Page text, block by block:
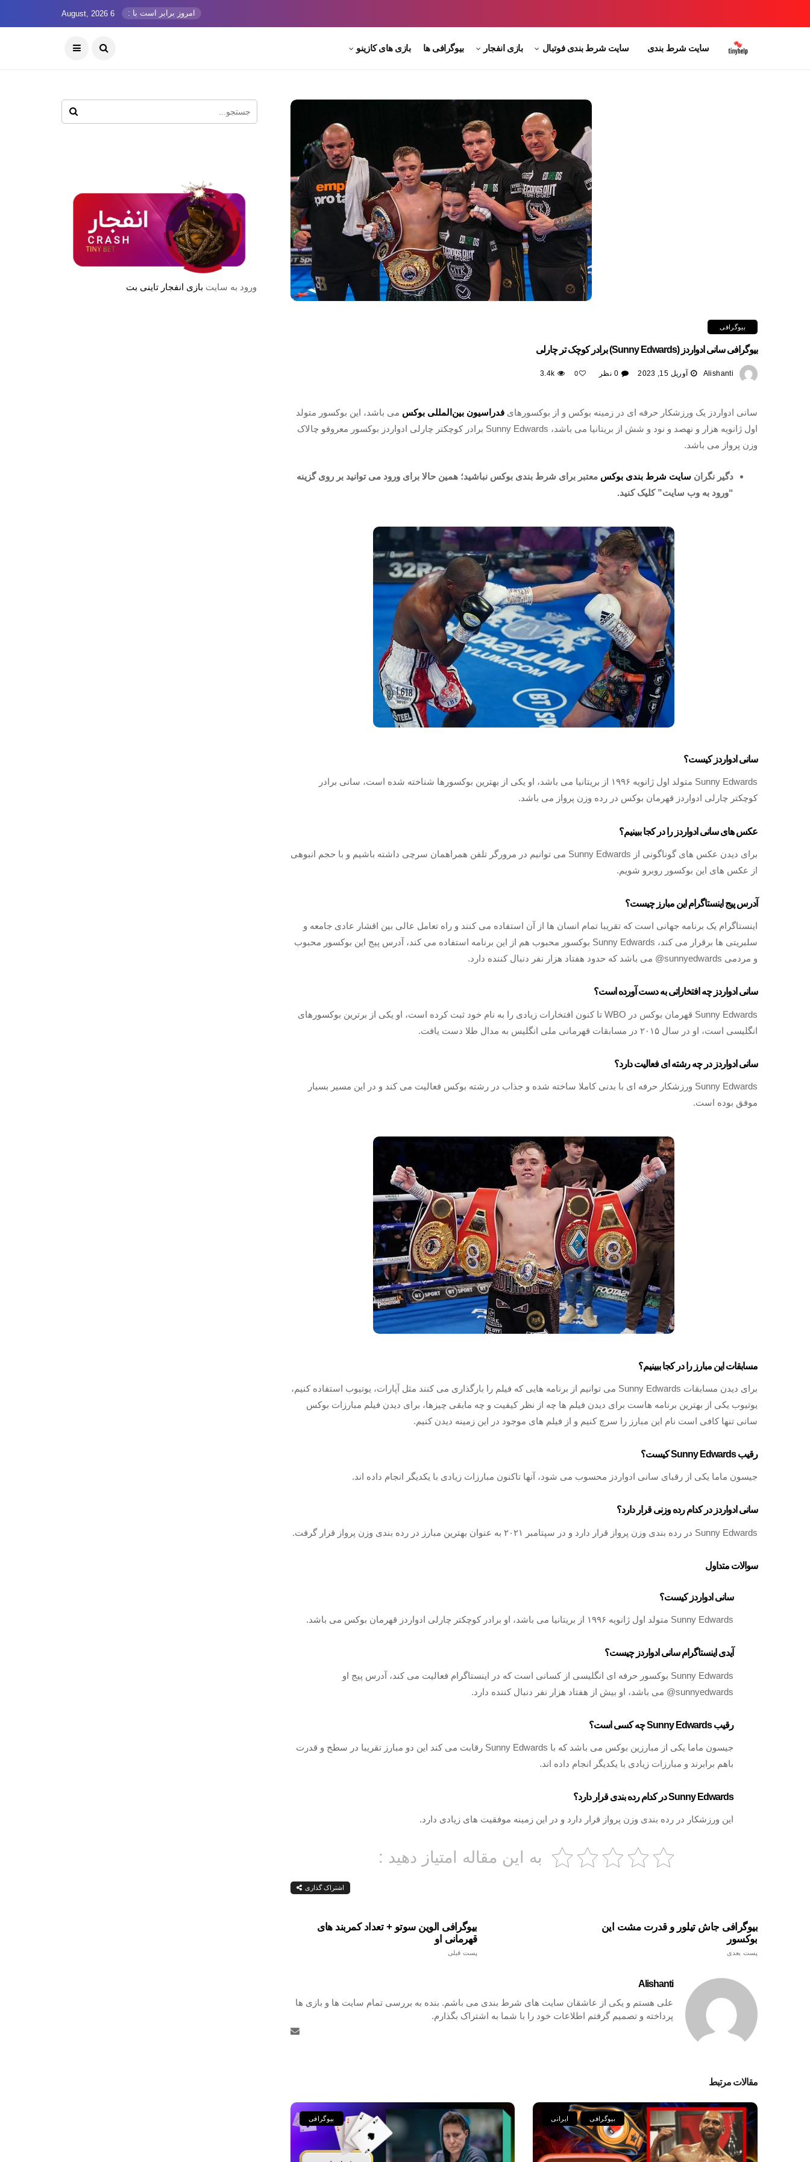
امروز برابر است با : 6 August, 2026
سایت شرط بندی سایت شرط بندی فوتبال بازی انفجار بیوگرافی ها بازی های کازینو
بیوگرافی
بیوگرافی سانی ادواردز (Sunny Edwards) برادر کوچک تر چارلی
Alishanti آوریل 15, 2023 0 نظر 0
3.4k
سانی ادواردز یک ورزشکار حرفه ای در زمینه بوکس و از بوکسورهای فدراسیون بین‌المللی بوکس می باشد، این بوکسور متولد
اول ژانویه هزار و نهصد و نود و شش از بریتانیا می باشد، Sunny Edwards برادر کوچکتر چارلی ادواردز بوکسور معروفو چالاک
وزن پرواز می باشد.
دگیر نگران سایت شرط بندی بوکس معتبر برای شرط بندی بوکس نباشید؛ همین حالا برای ورود می توانید بر روی گزینه
“ورود به وب سایت” کلیک کنید.
سانی ادواردز کیست؟
Sunny Edwards متولد اول ژانویه ۱۹۹۶ از بریتانیا می باشد، او یکی از بهترین بوکسورها شناخته شده است، سانی برادر
کوچکتر چارلی ادواردز قهرمان بوکس در رده وزن پرواز می باشد.
عکس های سانی ادواردز را در کجا ببینیم؟
برای دیدن عکس های گوناگونی از Sunny Edwards می توانیم در مرورگر تلفن همراهمان سرچی داشته باشیم و با حجم انبوهی
از عکس های این بوکسور روبرو شویم.
آدرس پیج اینستاگرام این مبارز چیست؟
اینستاگرام یک برنامه جهانی است که تقریبا تمام انسان ها از آن استفاده می کنند و راه تعامل عالی بین اقشار عادی جامعه و
سلبریتی ها برقرار می کند، Sunny Edwards بوکسور محبوب هم از این برنامه استفاده می کند، آدرس پیج این بوکسور محبوب
و مردمی sunnyedwards@ می باشد که حدود هفتاد هزار نفر دنبال کننده دارد.
سانی ادواردز چه افتخاراتی به دست آورده است؟
Sunny Edwards قهرمان بوکس در WBO تا کنون افتخارات زیادی را به نام خود ثبت کرده است، او یکی از برترین بوکسورهای
انگلیسی است، او در سال ۲۰۱۵ در مسابقات قهرمانی ملی انگلیس به مدال طلا دست یافت.
سانی ادواردز در چه رشته ای فعالیت دارد؟
Sunny Edwards ورزشکار حرفه ای با بدنی کاملا ساخته شده و جذاب در رشته بوکس فعالیت می کند و در این مسیر بسیار
موفق بوده است.
مسابقات این مبارز را در کجا ببینیم؟
برای دیدن مسابقات Sunny Edwards می توانیم از برنامه هایی که فیلم را بارگذاری می کنند مثل آپارات، یوتیوب استفاده کنیم،
یوتیوب یکی از بهترین برنامه هاست برای دیدن فیلم ها چه از نظر کیفیت و چه مابقی چیزها، برای دیدن فیلم مبارزات بوکس
سانی تنها کافی است نام این مبارز را سرچ کنیم و از فیلم های موجود در این زمینه دیدن کنیم.
رقیب Sunny Edwards کیست؟
جیسون ماما یکی از رقبای سانی ادواردز محسوب می شود، آنها تاکنون مبارزات زیادی با یکدیگر انجام داده اند.
سانی ادواردز در کدام رده وزنی قرار دارد؟
Sunny Edwards در رده بندی وزن پرواز قرار دارد و در سپتامبر ۲۰۲۱ به عنوان بهترین مبارز در رده بندی وزن پرواز قرار گرفت.
سوالات متداول
سانی ادواردز کیست؟
Sunny Edwards متولد اول ژانویه ۱۹۹۶ از بریتانیا می باشد، او برادر کوچکتر چارلی ادواردز قهرمان بوکس می باشد.
آیدی اینستاگرام سانی ادواردز چیست؟
Sunny Edwards بوکسور حرفه ای انگلیسی از کسانی است که در اینستاگرام فعالیت می کند، آدرس پیج او
sunnyedwards@ می باشد، او بیش از هفتاد هزار نفر دنبال کننده دارد.
رقیب Sunny Edwards چه کسی است؟
جیسون ماما یکی از مبارزین بوکس می باشد که با Sunny Edwards رقابت می کند این دو مبارز تقریبا در سطح و قدرت
باهم برابرند و مبارزات زیادی با یکدیگر انجام داده اند.
Sunny Edwards در کدام رده بندی قرار دارد؟
این ورزشکار در رده بندی وزن پرواز قرار دارد و در این زمینه موفقیت های زیادی دارد.
به این مقاله امتیاز دهید :
اشتراک گذاری
بیوگرافی الوین سوتو + تعداد کمربند های
قهرمانی او
پست قبلی
بیوگرافی جاش تیلور و قدرت مشت این
بوکسور
پست بعدی
Alishanti
علی هستم و یکی از عاشقان سایت های شرط بندی می باشم. بنده به بررسی تمام سایت ها و بازی ها
پرداخته و تصمیم گرفتم اطلاعات خود را با شما به اشتراک بگذارم.
مقالات مرتبط
بیوگرافی ایرانی بیوگرافی
ورود به سایت بازی انفجار تاینی بت